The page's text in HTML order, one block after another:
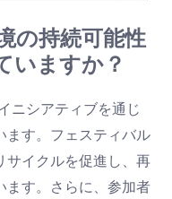
の持続可能性
いますか？
ニシアティブを通じ
ます。フェスティバル
サイクルを促進し、再
ます。さらに、参加者